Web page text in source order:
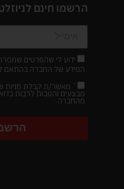
הרשמו חינם
ידוע לי שהפרטים
המידע של החברה בהתאם
` מאשר/ת קבלת פניות
מהחברה